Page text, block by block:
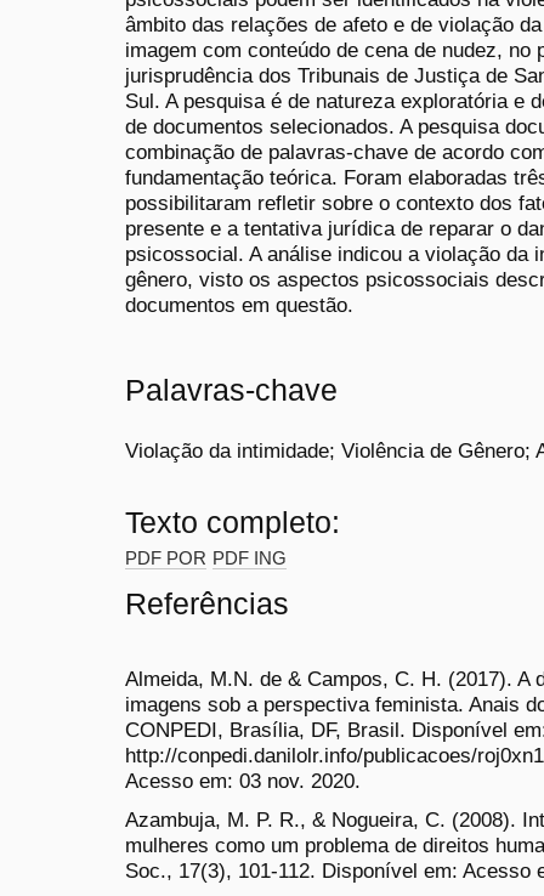
âmbito das relações de afeto e de violação
imagem com conteúdo de cena de nudez, no
jurisprudência dos Tribunais de Justiça de
Sul. A pesquisa é de natureza exploratória e
de documentos selecionados. A pesquisa
combinação de palavras-chave de acordo
fundamentação teórica. Foram elaboradas
possibilitaram refletir sobre o contexto dos
presente e a tentativa jurídica de reparar o
psicossocial. A análise indicou a violação da
gênero, visto os aspectos psicossociais
documentos em questão.
Palavras-chave
Violação da intimidade; Violência de Gênero;
Texto completo:
PDF POR PDF ING
Referências
Almeida, M.N. de & Campos, C. H. (2017). A
imagens sob a perspectiva feminista. Anais
CONPEDI, Brasília, DF, Brasil. Disponível
http://conpedi.danilolr.info/publicacoes/
Acesso em: 03 nov. 2020.
Azambuja, M. P. R., & Nogueira, C. (2008).
mulheres como um problema de direitos
Soc., 17(3), 101-112. Disponível em: Acesso